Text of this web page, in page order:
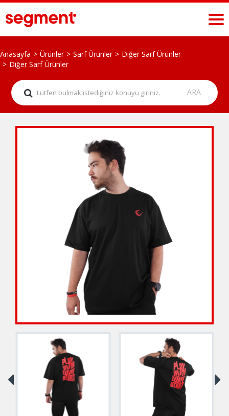
Anasayfa Ürünler Sarf Ürünler
Diğer Sarf Ürünler
Diğer Sarf Ürünler